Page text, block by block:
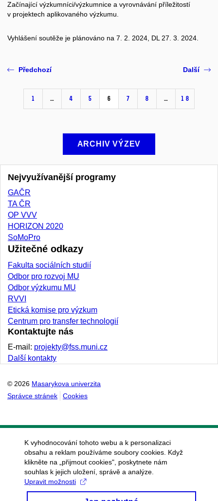
Začínající výzkumníci/výzkumnice a vyrovnávání příležitostí
v projektech aplikovaného výzkumu.
Vyhlášení soutěže je plánováno na 7. 2. 2024, DL 27. 3. 2024.
Předchozí
1 … 4 5 6 7 8 … 18
Další
ARCHIV VÝZEV
Nejvyužívanější programy
GAČR
TA ČR
OP VVV
HORIZON 2020
SoMoPro
Užitečné odkazy
Fakulta sociálních studií
Odbor pro rozvoj MU
Odbor výzkumu MU
RVVI
Etická komise pro výzkum
Centrum pro transfer technologií
Kontaktujte nás
E-mail: projekty@fss.muni.cz
Další kontakty
© 2026 Masarykova univerzita
Správce stránek
Cookies
K vyhodnocování tohoto webu a k personalizaci
obsahu a reklam používáme soubory cookies. Když
klikněte na „přijmout cookies", poskytnete nám
souhlas k jejich uložení, správě a analýze.
Upravit možnosti